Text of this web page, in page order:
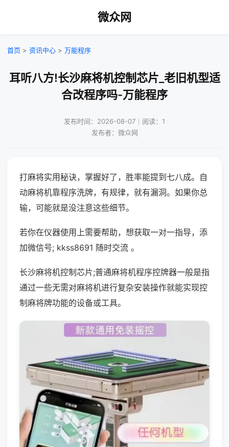
微众网
首页 > 资讯中心 > 万能程序
耳听八方!长沙麻将机控制芯片_老旧机型适
合改程序吗-万能程序
发布时间：2026-08-07｜阅读：1
发布者：微众网
打麻将实用秘诀，掌握好了，胜率能提到七八成。自
动麻将机靠程序洗牌，有规律，就有漏洞。如果你总
输，可能就是没注意这些细节。
若你在仪器使用上需要帮助，想获取一对一指导，添
加微信号; kkss8691 随时交流 。
长沙麻将机控制芯片;普通麻将机程序控牌器一般是指
通过一些无需对麻将机进行复杂安装操作就能实现控
制麻将牌功能的设备或工具。